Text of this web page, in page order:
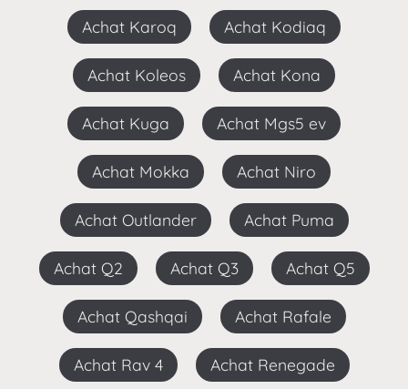
Achat Karoq Achat Kodiaq
Achat Koleos Achat Kona
Achat Kuga Achat Mgs5 ev
Achat Mokka Achat Niro
Achat Outlander Achat Puma
Achat Q2 Achat Q3 Achat Q5
Achat Qashqai Achat Rafale
Achat Rav 4 Achat Renegade